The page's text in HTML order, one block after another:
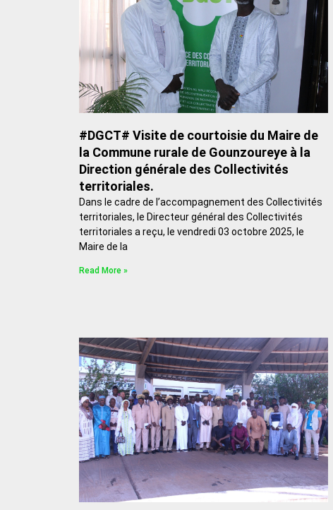
#DGCT# Visite de courtoisie du Maire de
la Commune rurale de Gounzoureye à la
Direction générale des Collectivités
territoriales.
Dans le cadre de l’accompagnement des Collectivités
territoriales, le Directeur général des Collectivités
territoriales a reçu, le vendredi 03 octobre 2025, le
Maire de la
Read More »